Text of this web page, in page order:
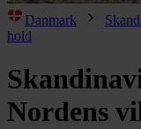
Danmark
hold
Nordens